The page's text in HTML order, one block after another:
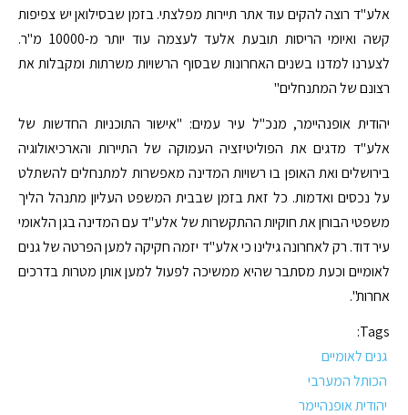
אלע"ד רוצה להקים עוד אתר תיירות מפלצתי. בזמן שבסילואן יש צפיפות
קשה ואיומי הריסות תובעת אלעד לעצמה עוד יותר מ-10000 מ"ר.
לצערנו למדנו בשנים האחרונות שבסוף הרשויות משרתות ומקבלות את
רצונם של המתנחלים"
יהודית אופנהיימר, מנכ"ל עיר עמים: "אישור התוכניות החדשות של
אלע"ד מדגים את הפוליטיזציה העמוקה של התיירות והארכיאולוגיה
בירושלים ואת האופן בו רשויות המדינה מאפשרות למתנחלים להשתלט
על נכסים ואדמות. כל זאת בזמן שבבית המשפט העליון מתנהל הליך
משפטי הבוחן את חוקיות ההתקשרות של אלע"ד עם המדינה בגן הלאומי
עיר דוד. רק לאחרונה גילינו כי אלע"ד יזמה חקיקה למען הפרטה של גנים
לאומיים וכעת מסתבר שהיא ממשיכה לפעול למען אותן מטרות בדרכים
אחרות".
Tags:
גנים לאומיים
הכותל המערבי
יהודית אופנהיימר